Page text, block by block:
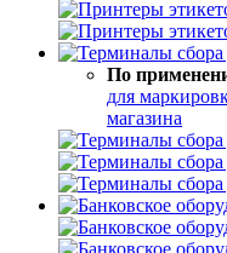
По
для
магазина